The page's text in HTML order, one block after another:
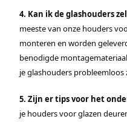
4. Kan ik de glashouders
meeste van onze houders
monteren en worden
benodigde
je glashouders probleemloos
5. Zijn er tips voor het
je houders voor glazen